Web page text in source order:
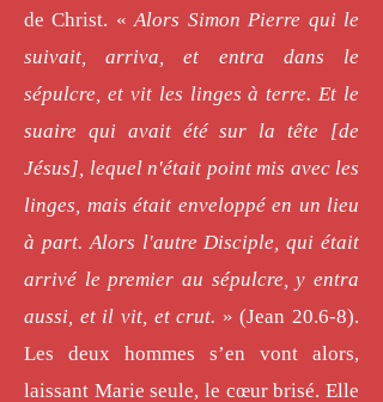
de Christ. «Alors Simon Pierre qui le
suivait, arriva, et entra dans le
sépulcre, et vit les linges à terre. Et le
suaire qui avait été sur la tête [de
Jésus], lequel n'était point mis avec les
linges, mais était enveloppé en un lieu
à part. Alors l'autre Disciple, qui était
arrivé le premier au sépulcre, y entra
aussi, et il vit, et crut. » (Jean 20.6-8).
Les deux hommes s’en vont alors,
laissant Marie seule, le cœur brisé. Elle